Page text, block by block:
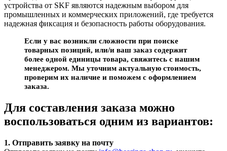
устройства от SKF являются надежным выбором для
промышленных и коммерческих приложений, где требуется
надежная фиксация и безопасность работы оборудования.
Если у вас возникли сложности при поиске
товарных позиций, или/и ваш заказ содержит
более одной единицы товара, свяжитесь с нашим
менеджером. Мы уточним актуальную стоимость,
проверим их наличие и поможем с оформлением
заказа.
Для составления заказа можно
воспользоваться одним из вариантов:
1. Отправить заявку на почту